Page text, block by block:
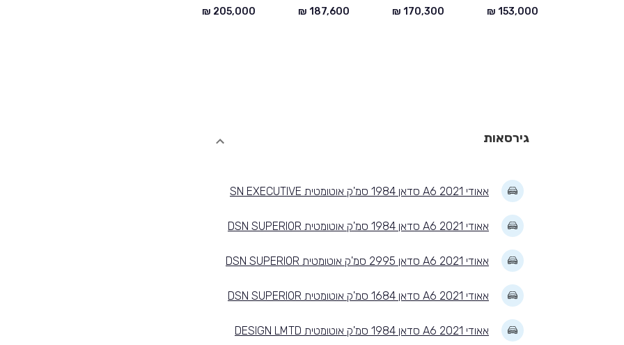
גירסאות
אאודי A6 2021 סדאן 1984 סמ'ק אוטומטית SN EXECUTIVE
אאודי A6 2021 סדאן 1984 סמ'ק אוטומטית DSN SUPERIOR
אאודי A6 2021 סדאן 2995 סמ'ק אוטומטית DSN SUPERIOR
אאודי A6 2021 סדאן 1684 סמ'ק אוטומטית DSN SUPERIOR
אאודי A6 2021 סדאן 1984 סמ'ק אוטומטית DESIGN LMTD